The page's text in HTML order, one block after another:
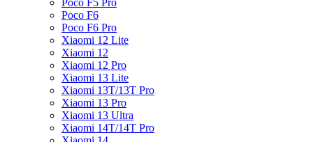
Poco F5 Pro
Poco F6
Poco F6 Pro
Xiaomi 12 Lite
Xiaomi 12
Xiaomi 12 Pro
Xiaomi 13 Lite
Xiaomi 13T/13T Pro
Xiaomi 13 Pro
Xiaomi 13 Ultra
Xiaomi 14T/14T Pro